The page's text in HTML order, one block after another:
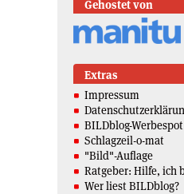
Gehostet von
Extras
Impressum
BILDblog-Werbespot
Schlagzeil-o-mat
"Bild"-Auflage
Ratgeber: Hilfe, ich
Wer liest BILDblog?